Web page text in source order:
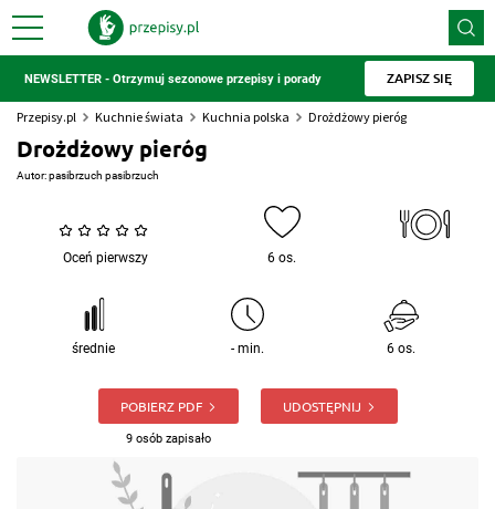
NEWSLETTER - Otrzymuj sezonowe przepisy i porady ZAPISZ SIĘ
Przepisy.pl Kuchnie świata Kuchnia polska Drożdżowy pieróg
Drożdżowy pieróg
Autor:pasibrzuch pasibrzuch
Oceń pierwszy 6 os.
średnie - min. 6 os.
POBIERZ PDF
9 osób zapisało
UDOSTĘPNIJ